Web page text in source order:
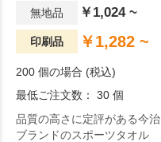
無地品 ￥1,024 ~
印刷品 ￥1,282 ~
200 個の場合 (税込)
最低ご注文数： 30 個
品質の高さに定評がある今治
ブランドのスポーツタオル